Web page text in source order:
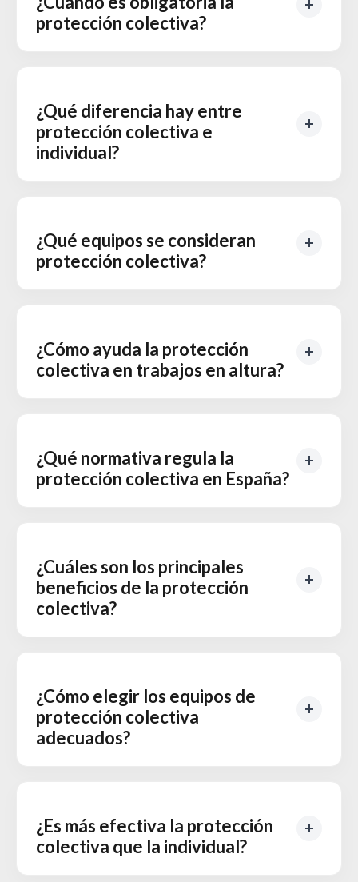
protección colectiva?
¿Qué diferencia hay entre
protección colectiva e
individual?
¿Qué equipos se consideran
protección colectiva?
¿Cómo ayuda la protección
colectiva en trabajos en altura?
¿Qué normativa regula la
protección colectiva en España?
¿Cuáles son los principales
beneficios de la protección
colectiva?
¿Cómo elegir los equipos de
protección colectiva
adecuados?
¿Es más efectiva la protección
colectiva que la individual?